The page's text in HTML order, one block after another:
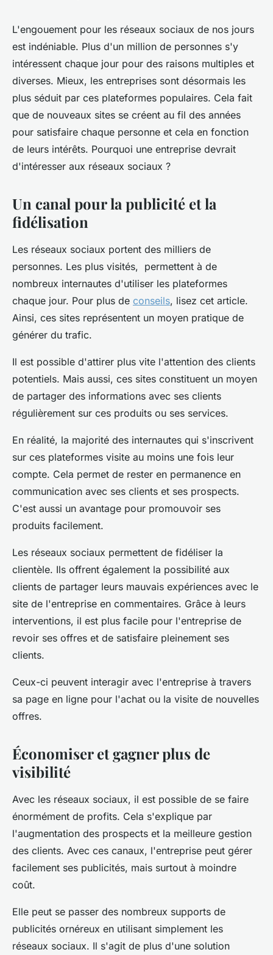
Quel est l'avantage de se servir
des réseaux sociaux ?
Clément• 6 mai 2025• 2 min de lecture
L'engouement pour les réseaux sociaux de nos jours
est indéniable. Plus d'un million de personnes s'y
intéressent chaque jour pour des raisons multiples et
diverses. Mieux, les entreprises sont désormais les
plus séduit par ces plateformes populaires. Cela fait
que de nouveaux sites se créent au fil des années
pour satisfaire chaque personne et cela en fonction
de leurs intérêts. Pourquoi une entreprise devrait
d'intéresser aux réseaux sociaux ?
Un canal pour la publicité et la
fidélisation
Les réseaux sociaux portent des milliers de
personnes. Les plus visités, permettent à de
nombreux internautes d'utiliser les plateformes
chaque jour. Pour plus de conseils, lisez cet article.
Ainsi, ces sites représentent un moyen pratique de
générer du trafic.
Il est possible d'attirer plus vite l'attention des clients
potentiels. Mais aussi, ces sites constituent un moyen
de partager des informations avec ses clients
régulièrement sur ces produits ou ses services.
En réalité, la majorité des internautes qui s'inscrivent
sur ces plateformes visite au moins une fois leur
compte. Cela permet de rester en permanence en
communication avec ses clients et ses prospects.
C'est aussi un avantage pour promouvoir ses
produits facilement.
Les réseaux sociaux permettent de fidéliser la
clientèle. Ils offrent également la possibilité aux
clients de partager leurs mauvais expériences avec le
site de l'entreprise en commentaires. Grâce à leurs
interventions, il est plus facile pour l'entreprise de
revoir ses offres et de satisfaire pleinement ses
clients.
Ceux-ci peuvent interagir avec l'entreprise à travers
sa page en ligne pour l'achat ou la visite de nouvelles
offres.
Économiser et gagner plus de
visibilité
Avec les réseaux sociaux, il est possible de se faire
énormément de profits. Cela s'explique par
l'augmentation des prospects et la meilleure gestion
des clients. Avec ces canaux, l'entreprise peut gérer
facilement ses publicités, mais surtout à moindre
coût.
Elle peut se passer des nombreux supports de
publicités ornéreux en utilisant simplement les
réseaux sociaux. Il s'agit de plus d'une solution